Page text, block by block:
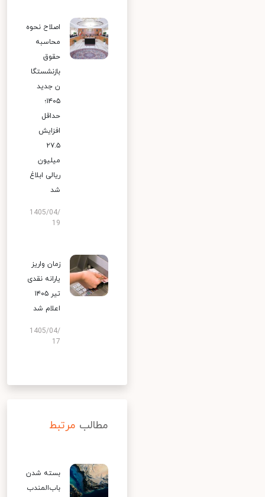
اصلاح نحوه
محاسبه
حقوق
بازنشستگا
ن جدید
۱۴۰۵؛
حداقل
افزایش
۲۷.۵
میلیون
ریالی ابلاغ
شد
1405/04/
19
زمان واریز
یارانه نقدی
تیر ۱۴۰۵
اعلام شد
1405/04/
17
مطالب مرتبط
بسته شدن
باب‌المندب